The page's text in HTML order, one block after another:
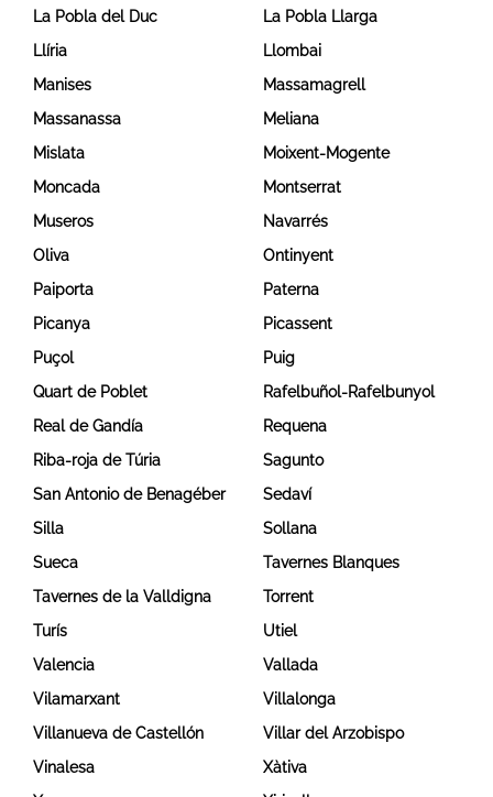
La Pobla del Duc
La Pobla Llarga
Llíria
Llombai
Manises
Massamagrell
Massanassa
Meliana
Mislata
Moixent-Mogente
Moncada
Montserrat
Museros
Navarrés
Oliva
Ontinyent
Paiporta
Paterna
Picanya
Picassent
Puçol
Puig
Quart de Poblet
Rafelbuñol-Rafelbunyol
Real de Gandía
Requena
Riba-roja de Túria
Sagunto
San Antonio de Benagéber
Sedaví
Silla
Sollana
Sueca
Tavernes Blanques
Tavernes de la Valldigna
Torrent
Turís
Utiel
Valencia
Vallada
Vilamarxant
Villalonga
Villanueva de Castellón
Villar del Arzobispo
Vinalesa
Xàtiva